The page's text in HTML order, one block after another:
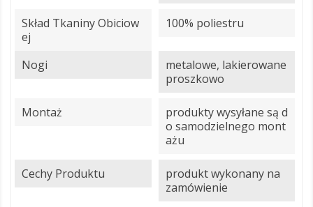
Skład Tkaniny Obiciow
Ej
100% poliestru
Nogi
metalowe, lakierowane
proszkowo
Montaż
produkty wysyłane są d
o samodzielnego mont
ażu
Cechy Produktu
produkt wykonany na
zamówienie